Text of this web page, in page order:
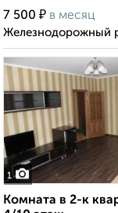
7 500 ₽ в месяц
Железнодорожный
1
Комната в 2-к